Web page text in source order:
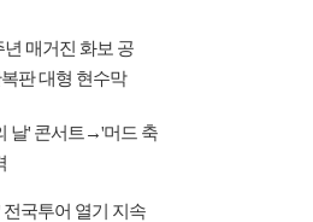
년 매거진 화보 공
판 대형 현수막
날' 콘서트→'머드 축
국투어 열기 지속